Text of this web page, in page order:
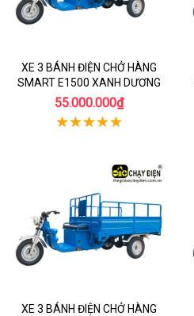
XE 3 BÁNH ĐIỆN CHỞ HÀNG
SMART E1500 XANH DƯƠNG
55.000.000₫
XE 3 BÁNH ĐIỆN CHỞ HÀNG